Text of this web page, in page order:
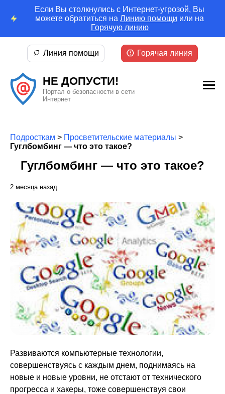
Если Вы столкнулись с Интернет-угрозой, Вы
можете обратиться на Линию помощи или на
Горячую линию
НЕ ДОПУСТИ!
Портал о безопасности в сети
Интернет
Линия помощи Горячая линия
Подросткам > Просветительские материалы >
Гуглбомбинг — что это такое?
Гуглбомбинг — что это такое?
2 месяца назад
Развиваются компьютерные технологии,
совершенствуясь с каждым днем, поднимаясь на
новые и новые уровни, не отстают от технического
прогресса и хакеры, тоже совершенствуя свои